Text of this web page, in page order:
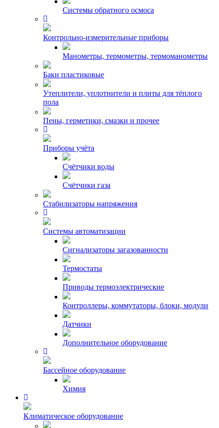
Системы обратного осмоса
Контрольно-измерительные приборы
Манометры, термометры, термоманометры
Баки пластиковые
Утеплители, уплотнители и плиты для тёплого
пола
Пены, герметики, смазки и прочее
Приборы учёта
Счётчики воды
Счётчики газа
Стабилизаторы напряжения
Системы автоматизации
Сигнализаторы загазованности
Термостаты
Приводы термоэлектрические
Контроллеры, коммутаторы, блоки, модули
Датчики
Дополнительное оборудование
Бассейное оборудование
Химия
Климатическое оборудование